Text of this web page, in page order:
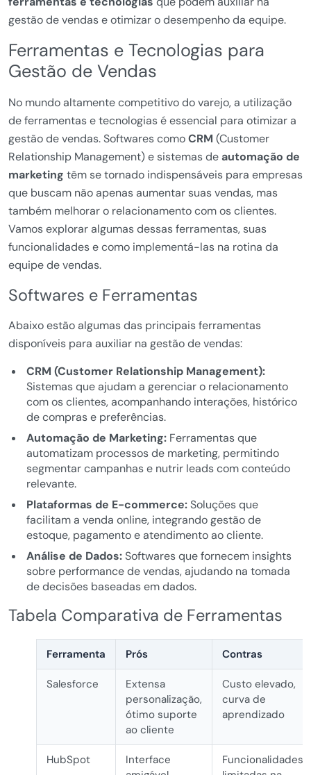
gestão de vendas e otimizar o desempenho da equipe.
Ferramentas e Tecnologias para
Gestão de Vendas
No mundo altamente competitivo do varejo, a utilização
de ferramentas e tecnologias é essencial para otimizar a
gestão de vendas. Softwares comoCRM (Customer
Relationship Management) e sistemas de automação de
marketing têm se tornado indispensáveis para empresas
que buscam não apenas aumentar suas vendas, mas
também melhorar o relacionamento com os clientes.
Vamos explorar algumas dessas ferramentas, suas
funcionalidades e como implementá-las na rotina da
equipe de vendas.
Softwares e Ferramentas
Abaixo estão algumas das principais ferramentas
disponíveis para auxiliar na gestão de vendas:
CRM (Customer Relationship Management):
Sistemas que ajudam a gerenciar o relacionamento
com os clientes, acompanhando interações, histórico
de compras e preferências.
Automação de Marketing:Ferramentas que
automatizam processos de marketing, permitindo
segmentar campanhas e nutrir leads com conteúdo
relevante.
Plataformas de E-commerce:Soluções que
facilitam a venda online, integrando gestão de
estoque, pagamento e atendimento ao cliente.
Análise de Dados:Softwares que fornecem insights
sobre performance de vendas, ajudando na tomada
de decisões baseadas em dados.
Tabela Comparativa de Ferramentas
Ferramenta Prós Contras
Salesforce
Extensa
personalização,
ótimo suporte
ao cliente
Custo elevado,
curva de
aprendizado
HubSpot
Interface
Funcionalidades